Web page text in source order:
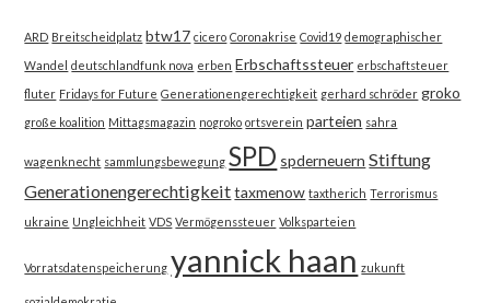
ARD Breitscheidplatz btw17 cicero Coronakrise Covid19 demographischer
Wandel deutschlandfunk nova erben Erbschaftssteuer erbschaftsteuer
fluter Fridays for Future Generationengerechtigkeit gerhard schröder groko
große koalition Mittagsmagazin nogroko ortsverein parteien sahra
wagenknecht sammlungsbewegung SPD spderneuern Stiftung
Generationengerechtigkeittaxmenow taxtherich Terrorismus
ukraine Ungleichheit VDS Vermögenssteuer Volksparteien
Vorratsdatenspeicherung yannick haan zukunft